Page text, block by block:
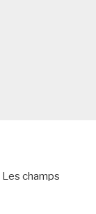
Les champs